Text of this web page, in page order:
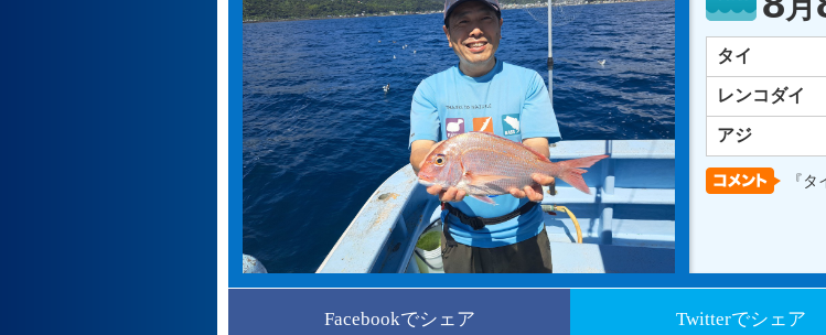
月
タイ
レンコダイ
アジ
『
Facebookでシェア Twitterでシェア